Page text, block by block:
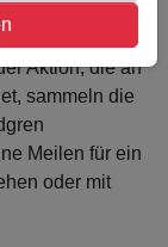
wieder
Aktion, die an
sammeln die
Meilen für ein
oder mit